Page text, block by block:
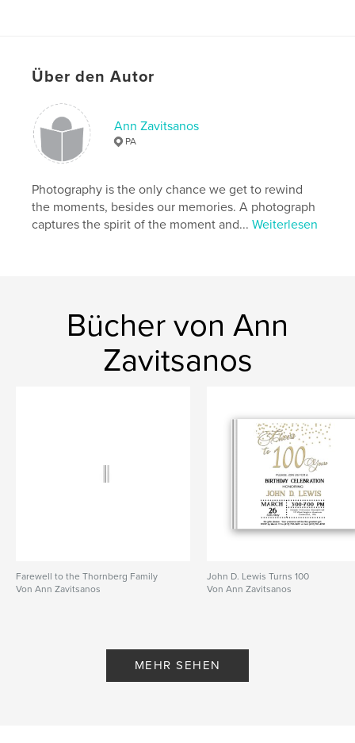
Über den Autor
Ann Zavitsanos
PA
Photography is the only chance we get to rewind
the moments, besides our memories. A photograph
captures the spirit of the moment and...Weiterlesen
Bücher von Ann
Zavitsanos
Farewell to the Thornberg Family
Von Ann Zavitsanos
John D. Lewis Turns 100
Von Ann Zavitsanos
MEHR SEHEN